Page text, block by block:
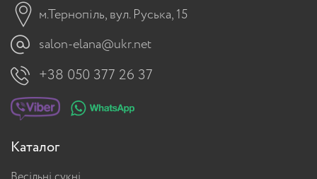
м.Тернопіль, вул. Руська, 15
salon-elana@ukr.net
+38 050 377 26 37
Каталог